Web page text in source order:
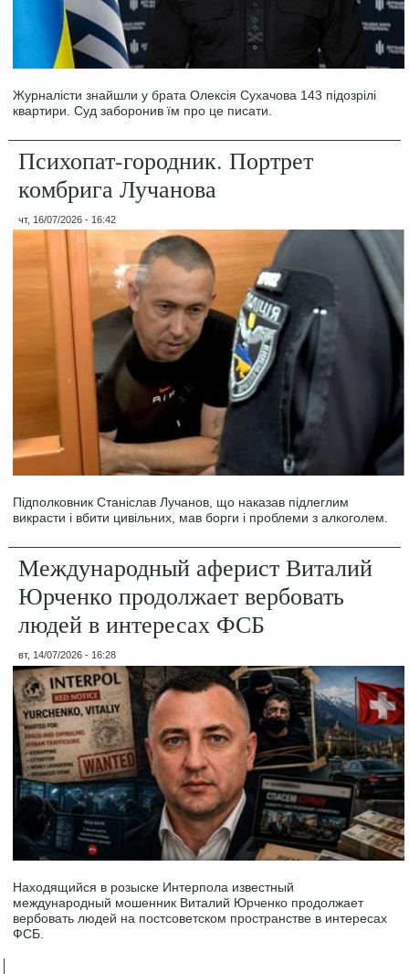
Журналісти знайшли у брата Олексія Сухачова 143 підозрілі
квартири. Суд заборонив їм про це писати.
Психопат-городник. Портрет
комбрига Лучанова
чт, 16/07/2026 - 16:42
Підполковник Станіслав Лучанов, що наказав підлеглим
викрасти і вбити цивільних, мав борги і проблеми з алкоголем.
Международный аферист Виталий
Юрченко продолжает вербовать
людей в интересах ФСБ
вт, 14/07/2026 - 16:28
Находящийся в розыске Интерпола известный
международный мошенник Виталий Юрченко продолжает
вербовать людей на постсоветском пространстве в интересах
ФСБ.